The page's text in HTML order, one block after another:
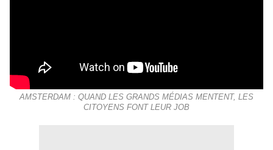
AMSTERDAM : QUAND LES GRANDS MÉDIAS MENTENT, LES
CITOYENS FONT LEUR JOB